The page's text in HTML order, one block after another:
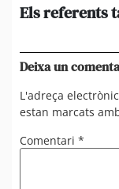
Els referents
Deixa un
L'adreça
estan marcats
Comentari *